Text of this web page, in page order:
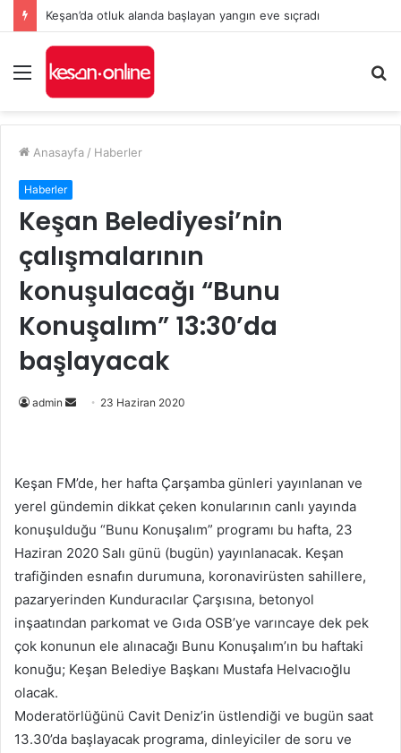
Keşan’da otluk alanda başlayan yangın eve sıçradı
Menü
...
Anasayfa / Haberler
Haberler
Keşan Belediyesi’nin
çalışmalarının
konuşulacağı “Bunu
Konuşalım” 13:30’da
başlayacak
admin
Bir
23 Haziran 2020
Keşan FM’de, her hafta Çarşamba günleri yayınlanan ve
yerel gündemin dikkat çeken konularının canlı yayında
konuşulduğu “Bunu Konuşalım” programı bu hafta, 23
Haziran 2020 Salı günü (bugün) yayınlanacak. Keşan
trafiğinden esnafın durumuna, koronavirüsten sahillere,
pazaryerinden Kunduracılar Çarşısına, betonyol
inşaatından parkomat ve Gıda OSB’ye varıncaye dek pek
çok konunun ele alınacağı Bunu Konuşalım’ın bu haftaki
konuğu; Keşan Belediye Başkanı Mustafa Helvacıoğlu
olacak.
Moderatörlüğünü Cavit Deniz’in üstlendiği ve bugün saat
13.30’da başlayacak programa, dinleyiciler de soru ve